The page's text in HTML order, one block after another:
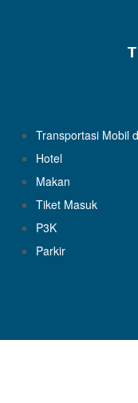
Transportasi Mobil
Hotel
Makan
Tiket Masuk
P3K
Parkir